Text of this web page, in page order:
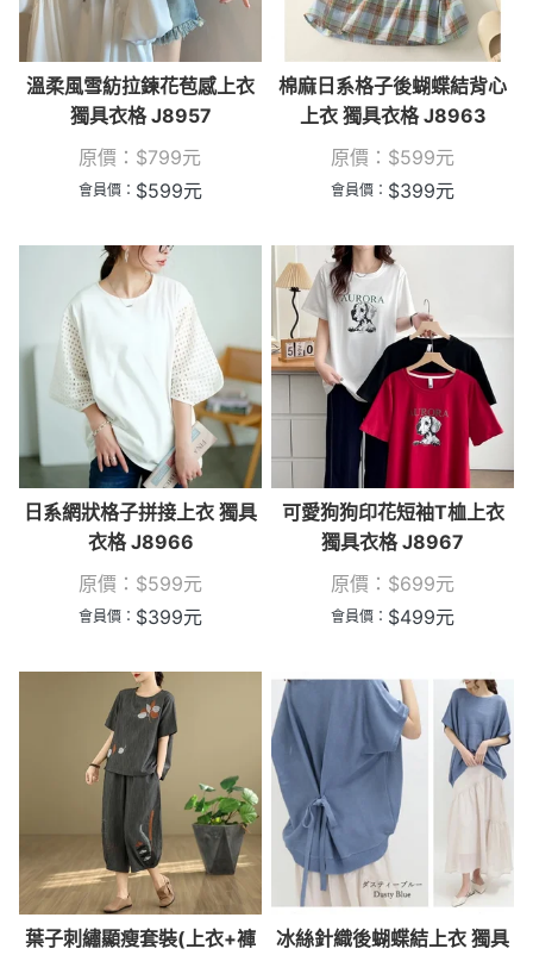
溫柔風雪紡拉鍊花苞感上衣
獨具衣格 J8957
原價： $799元
會員價： $599元
棉麻日系格子後蝴蝶結背心
上衣 獨具衣格 J8963
原價： $599元
會員價： $399元
日系網狀格子拼接上衣 獨具
衣格 J8966
原價： $599元
會員價： $399元
可愛狗狗印花短袖T桖上衣
獨具衣格 J8967
原價： $699元
會員價： $499元
葉子刺繡顯瘦套裝(上衣+褲
冰絲針織後蝴蝶結上衣 獨具